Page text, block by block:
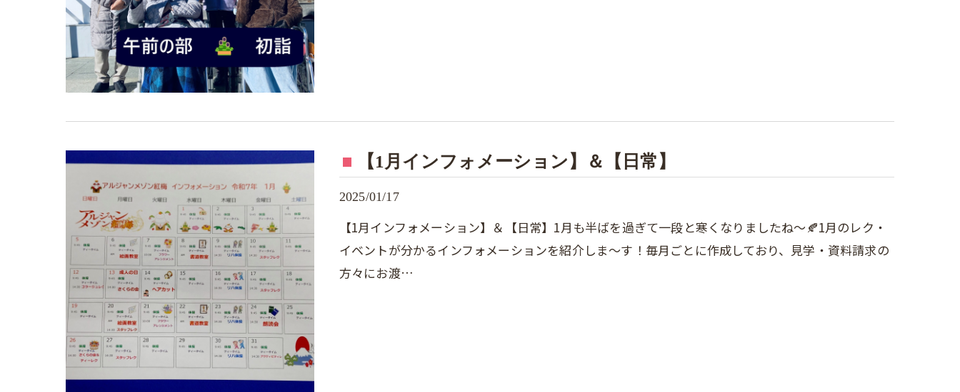
【1月インフォメーション】＆【日常】
2025/01/17
【1月インフォメーション】＆【日常】1月も半ばを過ぎて一段と寒くなりましたね～🍂1月のレク・
イベントが分かるインフォメーションを紹介しま～す！毎月ごとに作成しており、見学・資料請求の
方々にお渡…